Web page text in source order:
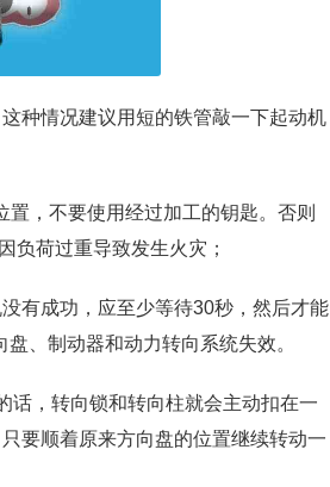
种情况建议用短的铁管敲一下起动机
，不要使用经过加工的钥匙。否则
负荷过重导致发生火灾；
有成功，应至少等待30秒，然后才能
、制动器和动力转向系统失效。
话，转向锁和转向柱就会主动扣在一
要顺着原来方向盘的位置继续转动一